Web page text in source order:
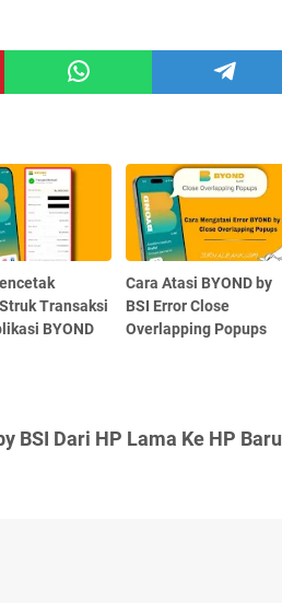
Transaksi
BYOND
Cara Atasi BYOND by
BSI Error Close
Overlapping Popups
BSI Dari HP Lama Ke HP Baru